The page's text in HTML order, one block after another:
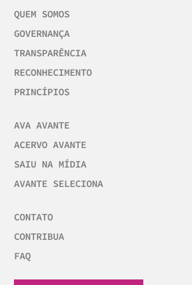
QUEM SOMOS
GOVERNANÇA
TRANSPARÊNCIA
RECONHECIMENTO
PRINCÍPIOS
AVA AVANTE
ACERVO AVANTE
SAIU NA MÍDIA
AVANTE SELECIONA
CONTATO
CONTRIBUA
FAQ